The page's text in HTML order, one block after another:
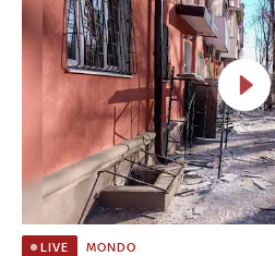
LIVE MONDO